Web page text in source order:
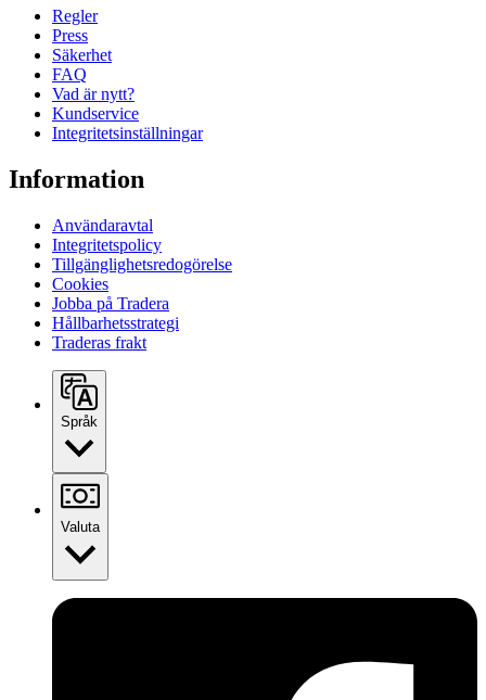
Regler
Press
Säkerhet
FAQ
Vad är nytt?
Kundservice
Integritetsinställningar
Information
Användaravtal
Integritetspolicy
Tillgänglighetsredogörelse
Cookies
Jobba på Tradera
Hållbarhetsstrategi
Traderas frakt
Språk
Valuta